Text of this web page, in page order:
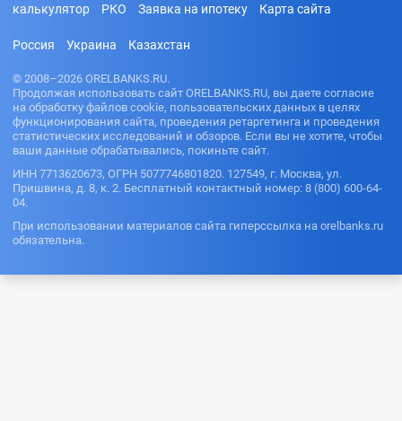
калькулятор
РКО Заявка на ипотеку Карта сайта
Россия Украина Казахстан
© 2008–2026 ORELBANKS.RU.
Продолжая использовать сайт ORELBANKS.RU, вы даете согласие
на обработку файлов cookie, пользовательских данных в целях
функционирования сайта, проведения ретаргетинга и проведения
статистических исследований и обзоров. Если вы не хотите, чтобы
ваши данные обрабатывались, покиньте сайт.
ИНН 7713620673, ОГРН 5077746801820. 127549, г. Москва, ул.
Пришвина, д. 8, к. 2. Бесплатный контактный номер: 8 (800) 600-64-
04.
При использовании материалов сайта гиперссылка на orelbanks.ru
обязательна.